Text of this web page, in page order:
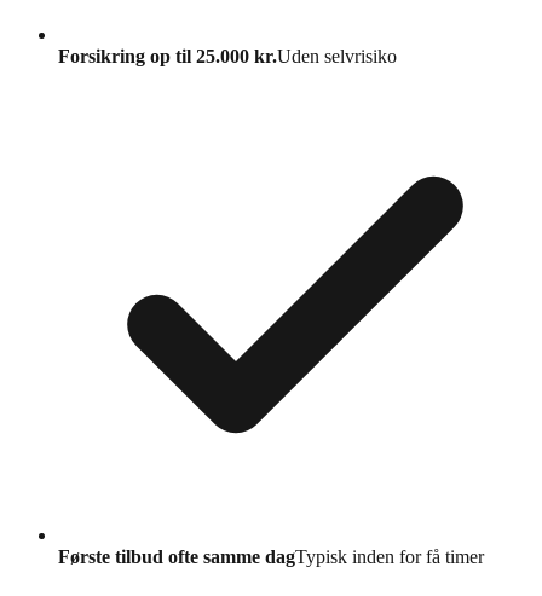
Forsikring op til 25.000 kr.Uden selvrisiko
Første tilbud ofte samme dagTypisk inden for få timer